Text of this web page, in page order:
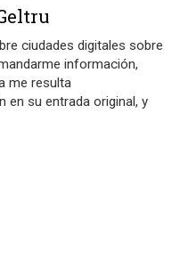
ciudades digitales sobre
información,
me resulta
en su entrada original, y